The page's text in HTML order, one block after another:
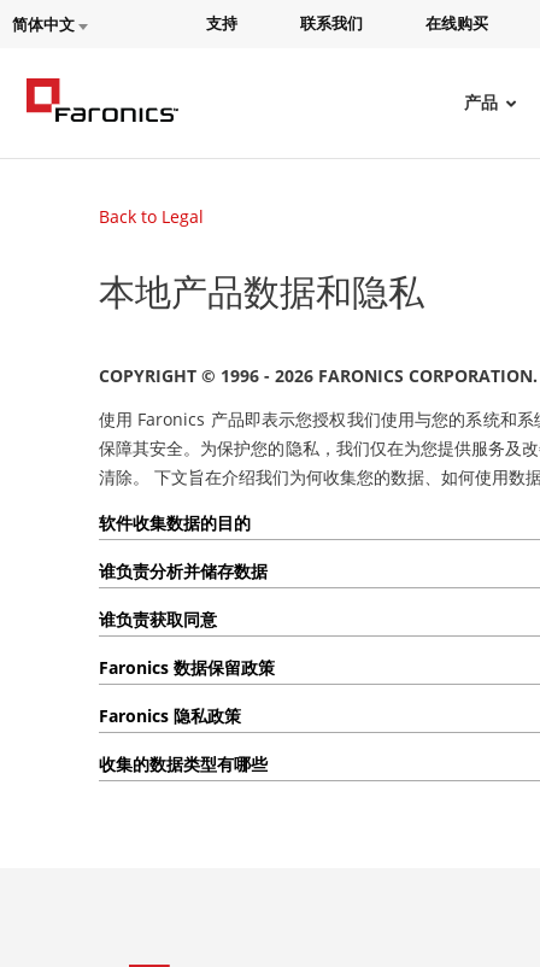
简体中文 支持 联系我们 在线购买
产品
Back to Legal
本地产品数据和隐私
COPYRIGHT © 1996 - 2026 FARONICS CORPORATION.
使用 Faronics 产品即表示您授权我们使用与您的系统和
保障其安全。为保护您的隐私，我们仅在为您提供服务及
清除。 下文旨在介绍我们为何收集您的数据、如何使用数
软件收集数据的目的
谁负责分析并储存数据
谁负责获取同意
Faronics 数据保留政策
Faronics 隐私政策
收集的数据类型有哪些